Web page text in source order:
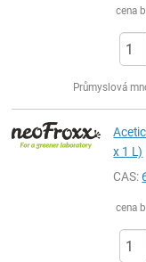
cena
Průmyslová
x 1 L)
CAS:
cena